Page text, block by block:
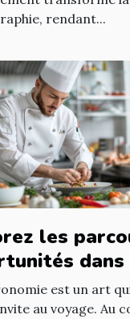
rendant...
les
dans
de bouche
est un art
au voyage. Au